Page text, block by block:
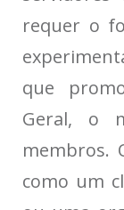
requer o
que
Geral, o
membros.
como um